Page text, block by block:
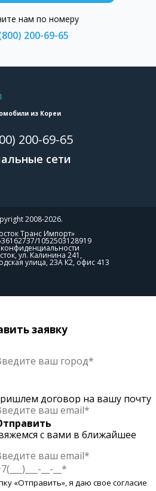
нам по номеру
200-69-65
из Кореи
200-69-65
сети
2008-2026.
Транс Импорт»
1052503128919
ул. Калинина 241,
улица, 23А К2, офис 413
заявку
договор на вашу почту
с вами в ближайшее
«Отправить», я даю свое согласие